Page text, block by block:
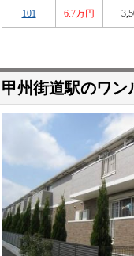
101 6.7万円
甲州街道駅のワン